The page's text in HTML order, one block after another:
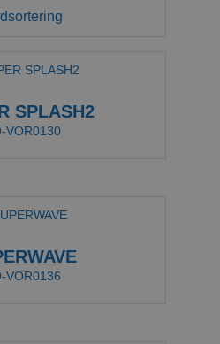
SPLASH2
VOR0130
VOR0136